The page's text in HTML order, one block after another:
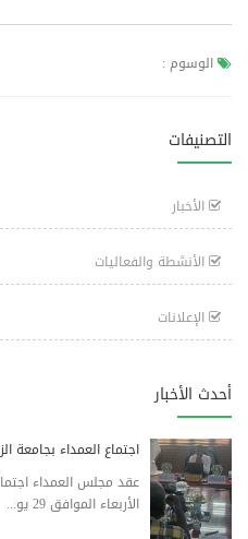
الوسوم :
التصنيفات
الأخبار
الأنشطة والفعاليات
الإعلانات
أحدث الأخبار
اجتماع العمداء بجامعة الزعيم
الأربعاء الموافق 29 يو...